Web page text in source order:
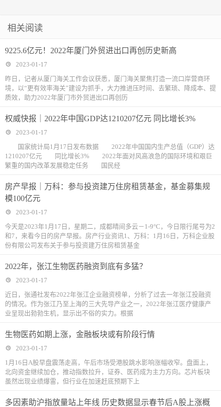
相关阅读
9225.6亿元！2022年厦门外贸进出口再创历史新高
2023-01-17
昨日，记者从厦门海关工作会议获悉，厦门海关聚焦打造一流口岸营商环
境，以“更有效率海关”建设为抓手，大力推进压时间、去繁琐、降成本、提
质效，助力2022年厦门市外贸进出口再创历
权威快报｜2022年中国GDP达1210207亿元 同比增长3%
2023-01-17
国家统计局1月17日发布数据 2022年中国国内生产总值（GDP）达
1210207亿元 同比增长3% 2022年面对风高浪急的国际环境和艰巨
繁重的国内改革发展稳定任务 国民经
房产早报｜万科：参与投资建万住房租赁基金，基金募集规
模100亿元
2023-01-17
今天是2023年1月17日，星期二，成都晴间多云－1-9°C，今日限行尾号为2
和7，来看今日的房产早报。房产行业资讯1、万科：1月16日，万科企业股
份有限公司发布关于参与投资建万住房租赁基金
2022年，张江生物医药融资到底有多猛？
2023-01-17
近日，张通社发布2022年张江企业融资榜单，分析了过去一年张江投融资
的情况。作为张江乃至上海的三大先导产业之一，2022年张江医疗健康产
业呈现出勃勃生机，显示出不俗的实力。根据
生物医药如期上涨，金融板块或有阶段行情
2023-01-17
1月16日A股早盘震荡走高，午后市场受港股跳水影响涨幅收窄。盘面上，
北向资金继续加仓，推动指数拉升，证券、医药成为主力方向。芯片板块
虽然出现业绩爆雷，但行业在加速赶底预期下上
多因素助沪指放量站上年线 历史数据显示春节后A股上涨概